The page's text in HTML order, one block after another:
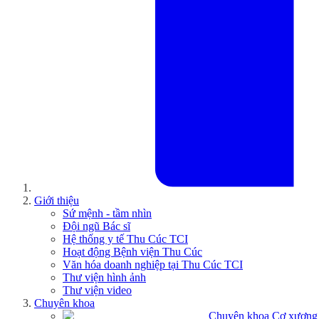
Giới thiệu
Sứ mệnh - tầm nhìn
Đội ngũ Bác sĩ
Hệ thống y tế Thu Cúc TCI
Hoạt động Bệnh viện Thu Cúc
Văn hóa doanh nghiệp tại Thu Cúc TCI
Thư viện hình ảnh
Thư viện video
Chuyên khoa
Chuyên khoa Cơ